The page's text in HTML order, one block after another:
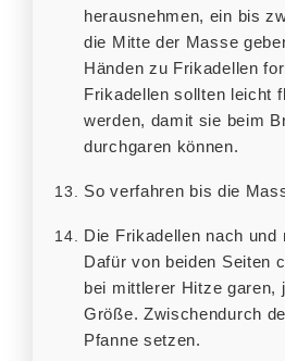
herausnehmen, ein bis
die Mitte der Masse
Händen zu Frikadellen
Frikadellen sollten leicht
werden, damit sie beim
durchgaren können.
So verfahren bis die
Die Frikadellen nach und nach ausbacken.
Dafür von beiden Seiten
bei mittlerer Hitze garen,
Größe. Zwischendurch
Pfanne setzen.